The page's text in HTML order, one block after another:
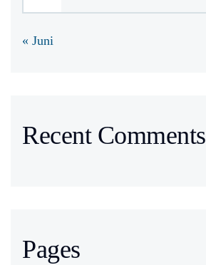
« Juni
Recent Comments
Pages